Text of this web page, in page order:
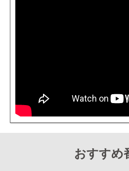
おすすめ